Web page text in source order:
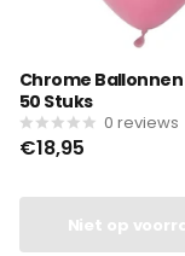
Chrome Ballonnen
50 Stuks
0 reviews
€18,95
Niet op